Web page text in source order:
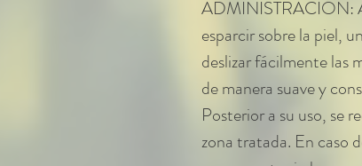
ADMINISTRACIÓN:
esparcir sobre la piel,
deslizar fácilmente las
de manera suave y
Posterior a su uso, se
zona tratada. En caso